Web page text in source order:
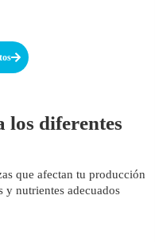
los diferentes
que afectan tu producción
y nutrientes adecuados